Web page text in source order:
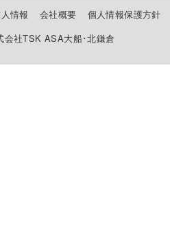
情報 会社概要
個人情報保護方針
会社TSK ASA大船･北鎌倉